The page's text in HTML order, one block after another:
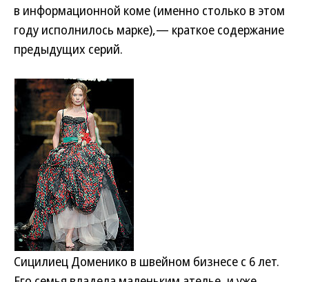
в информационной коме (именно столько в этом
году исполнилось марке),— краткое содержание
предыдущих серий.
Сицилиец Доменико в швейном бизнесе с 6 лет.